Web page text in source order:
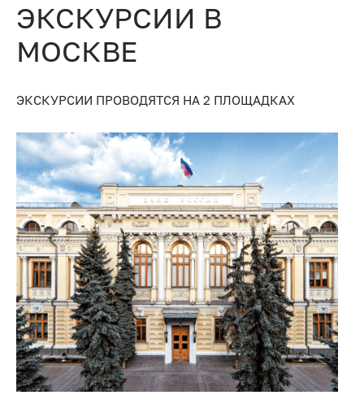
ЭКСКУРСИИ В
МОСКВЕ
ЭКСКУРСИИ ПРОВОДЯТСЯ НА 2 ПЛОЩАДКАХ